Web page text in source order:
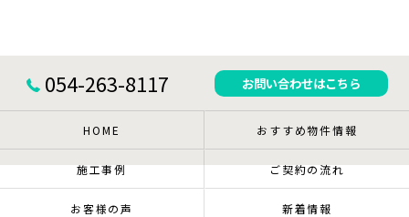
054-263-8117 お問い合わせはこちら
HOME おすすめ物件情報
施工事例 ご契約の流れ
お客様の声 新着情報